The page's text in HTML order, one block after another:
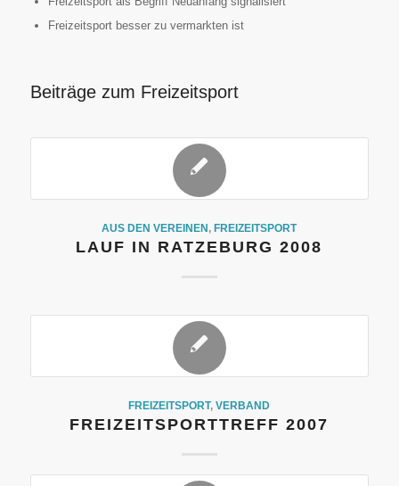
Freizeitsport besser zu vermarkten ist
Beiträge zum Freizeitsport
AUS DEN VEREINEN , FREIZEITSPORT
LAUF IN RATZEBURG 2008
FREIZEITSPORT,VERBAND
FREIZEITSPORTTREFF 2007